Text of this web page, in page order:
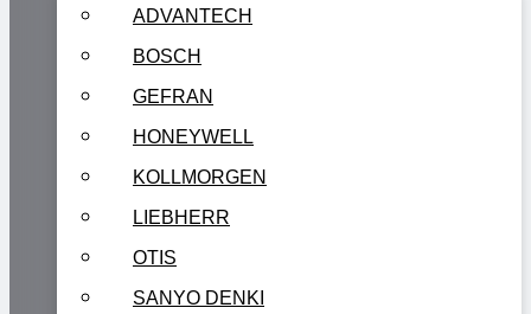
ADVANTECH
BOSCH
GEFRAN
HONEYWELL
KOLLMORGEN
LIEBHERR
OTIS
SANYO DENKI